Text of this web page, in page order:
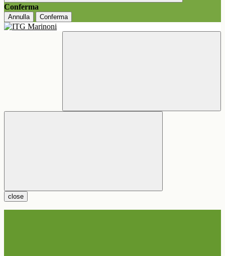
Conferma
Annulla Conferma
close